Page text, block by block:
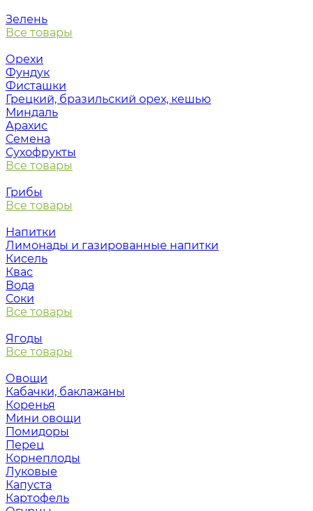
Зелень
Все товары
Орехи
Фундук
Фисташки
Грецкий, бразильский орех, кешью
Миндаль
Арахис
Семена
Сухофрукты
Все товары
Грибы
Все товары
Напитки
Лимонады и газированные напитки
Кисель
Квас
Вода
Соки
Все товары
Ягоды
Все товары
Овощи
Кабачки, баклажаны
Коренья
Мини овощи
Помидоры
Перец
Корнеплоды
Луковые
Капуста
Картофель